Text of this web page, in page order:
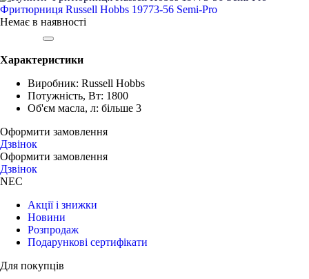
Фритюрниця Russell Hobbs 19773-56 Semi-Pro
Немає в наявності
Характеристики
Виробник: Russell Hobbs
Потужність, Вт: 1800
Об'єм масла, л: більше 3
Оформити замовлення
Дзвiнок
Оформити замовлення
Дзвiнок
NEC
Акції і знижки
Новини
Розпродаж
Подарункові сертифікати
Для покупців